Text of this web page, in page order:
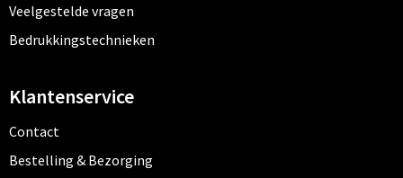
Veelgestelde vragen
Bedrukkingstechnieken
Klantenservice
Contact
Bestelling & Bezorging